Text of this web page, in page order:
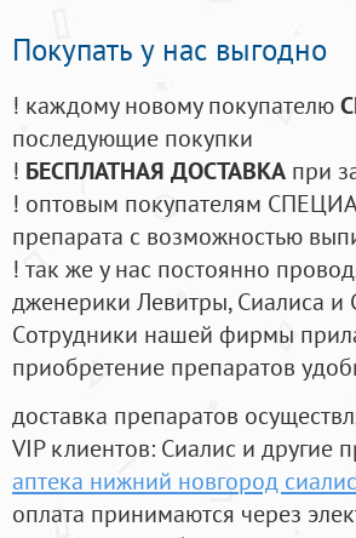
Покупать у нас выгодно
! каждому новому покупателю
последующие покупки
! БЕСПЛАТНАЯ ДОСТАВКА при
! оптовым покупателям
препарата с возможностью
! так же у нас постоянно
дженерики Левитры, Сиалиса
Cотрудники нашей фирмы
приобретение препаратов
доставка препаратов
VIP клиентов: Сиалис и другие
аптека нижний новгород
оплата принимаются через